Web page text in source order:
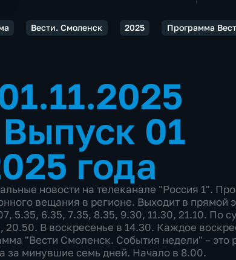
Вести. Смоленск 2025 Программа
Выпуск 01
года
новости на телеканале "Россия 1".
вещания в регионе. Выходит в прямой
5.35, 6.35, 7.35, 8.35, 9.30, 11.30, 21.10. По
В воскресенье в 14.30. Каждое
"Вести Смоленск. События недели" – это
за минувшие семь дней. Начало в 8.00.